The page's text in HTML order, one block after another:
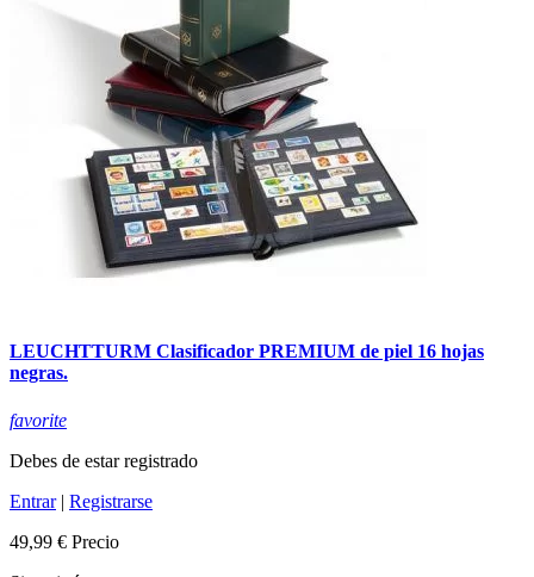
LEUCHTTURM Clasificador PREMIUM de piel 16 hojas
negras.
favorite
Debes de estar registrado
Entrar| Registrarse
49,99 € Precio